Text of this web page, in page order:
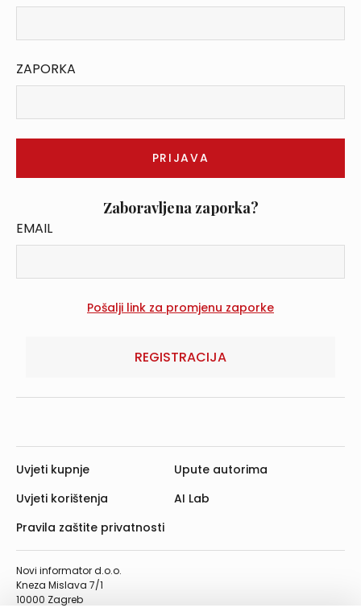
ZAPORKA
Zaboravljena zaporka?
EMAIL
REGISTRACIJA
Novi informator d.o.o.
Kneza Mislava 7/1
10000 Zagreb
Uvjeti kupnje
Uvjeti korištenja
Pravila zaštite privatnosti
Upute autorima
AI Lab